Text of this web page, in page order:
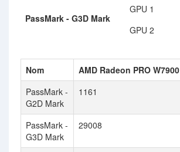
PassMark - G3D Mark
GPU 1
GPU 2
Nom AMD Radeon PRO W7900
PassMark -
G2D Mark
1161
PassMark -
G3D Mark
29008